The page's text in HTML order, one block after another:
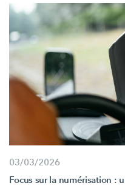
03/03/2026
Focus sur la numérisation :